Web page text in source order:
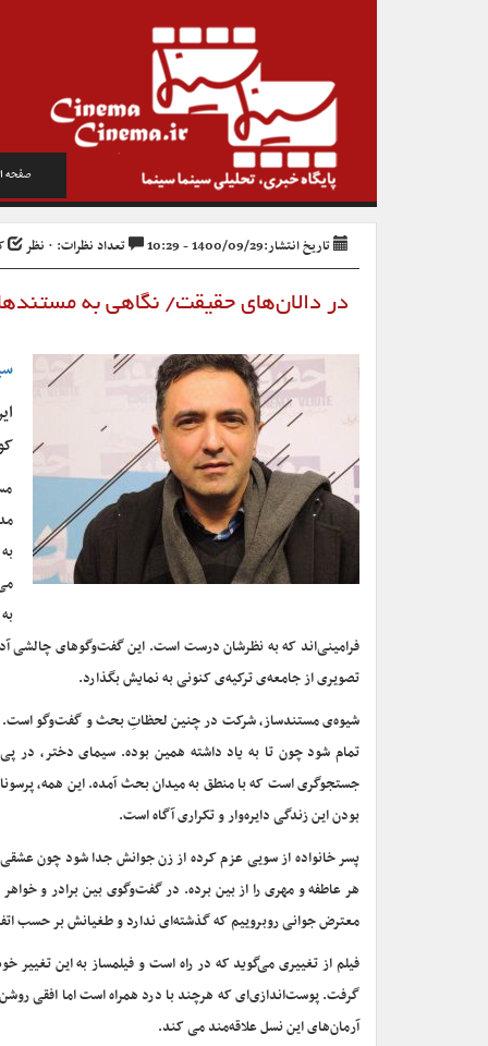
صفحه
تاریخ انتشار:1400/09/29 - 10:29 تعداد نظرات: ۰ نظر
در دالان‌های حقیقت/ نگاهی به
فرامینی‌اند که به نظرشان درست است. این گفت‌و‌گوهای چالشی
تصویری از جامعه‌ی ترکیه‌ی کنونی به نمایش بگذارد.
شیوه‌ی مستندساز، شرکت در چنین لحظاتِ بحث و گفت‌وگو
تمام شود چون تا به یاد داشته همین بوده. سیمای دختر،
جستجوگری است که با منطق به میدان بحث آمده. این همه،
بودن این زندگی دایره‌وار و تکراری آگاه است.
پسر خانواده از سویی عزم کرده از زن جوانش جدا شود چون
هر عاطفه و مهری را از بین برده. در گفت‌وگوی بین برادر و
معترض جوانی روبروییم که گذشته‌ای ندارد و طغیانش بر حسب
فیلم از تغییری می‌گوید که در راه است و فیلمساز به این
گرفت. پوست‌اندازی‌ای که هرچند با درد همراه است اما افقی
آرمان‌های این نسل علاقه‌مند می کند.